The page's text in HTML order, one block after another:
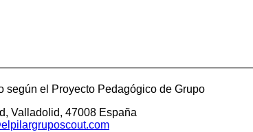
según el Proyecto Pedagógico de Grupo
Valladolid, 47008 España